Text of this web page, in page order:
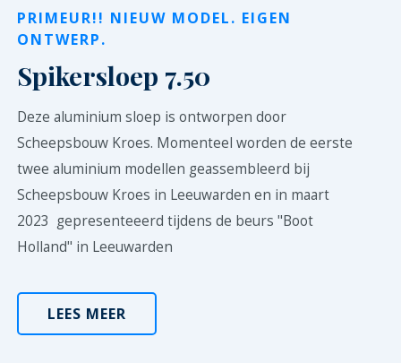
PRIMEUR!! NIEUW MODEL. EIGEN
ONTWERP.
Spikersloep 7.50
Deze aluminium sloep is ontworpen door
Scheepsbouw Kroes. Momenteel worden de eerste
twee aluminium modellen geassembleerd bij
Scheepsbouw Kroes in Leeuwarden en in maart
2023 gepresenteeerd tijdens de beurs "Boot
Holland" in Leeuwarden
LEES MEER